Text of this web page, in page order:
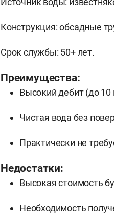
Конструкция: обсадные
Срок службы: 50+ лет.
Преимущества:
Высокий дебит (до
Чистая вода без
Практически не
Недостатки:
Высокая стоимость
Необходимость